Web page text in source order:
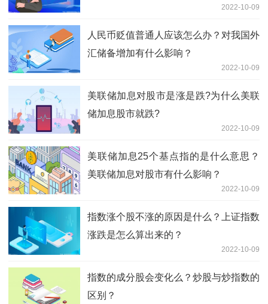
2022-10-09
人民币贬值普通人应该怎么办？对我国外
汇储备增加有什么影响？
2022-10-09
美联储加息对股市是涨是跌?为什么美联
储加息股市就跌?
2022-10-09
美联储加息25个基点指的是什么意思？
美联储加息对股市有什么影响？
2022-10-09
指数涨个股不涨的原因是什么？上证指数
涨跌是怎么算出来的？
2022-10-09
指数的成分股会变化么？炒股与炒指数的
区别？